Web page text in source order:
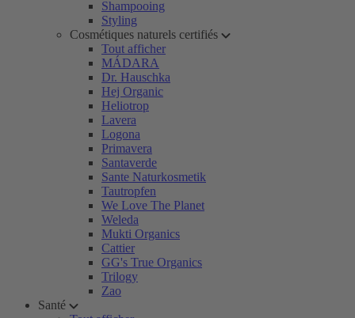
Shampooing
Styling
Cosmétiques naturels certifiés
Tout afficher
MÁDARA
Dr. Hauschka
Hej Organic
Heliotrop
Lavera
Logona
Primavera
Santaverde
Sante Naturkosmetik
Tautropfen
We Love The Planet
Weleda
Mukti Organics
Cattier
GG's True Organics
Trilogy
Zao
Santé